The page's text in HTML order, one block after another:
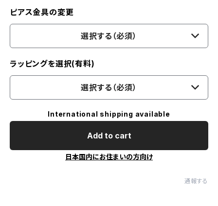
ピアス金具の変更
選択する（必須）
ラッピングを選択(有料)
選択する（必須）
International shipping available
Add to cart
日本国内にお住まいの方向け
通報する